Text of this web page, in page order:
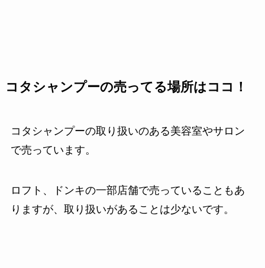
コタシャンプーの売ってる場所はココ！
コタシャンプーの取り扱いのある美容室やサロン
で売っています。
ロフト、ドンキの一部店舗で売っていることもあ
りますが、取り扱いがあることは少ないです。